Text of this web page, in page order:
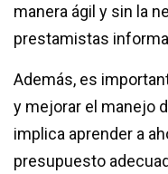
manera ágil y sin la
prestamistas
Además, es
y mejorar el manejo
implica aprender a
presupuesto